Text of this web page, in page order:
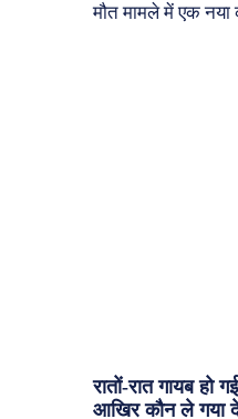
मौत मामले में एक
रातों-रात गायब हो
आखिर कौन ले गया